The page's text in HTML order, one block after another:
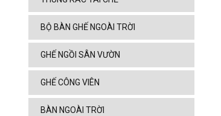
BỘ BÀN GHẾ NGOÀI TRỜI
GHẾ NGỒI SÂN VƯỜN
GHẾ CÔNG VIÊN
BÀN NGOÀI TRỜI